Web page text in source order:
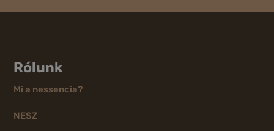
Rólunk
Mi a nessencia?
NESZ